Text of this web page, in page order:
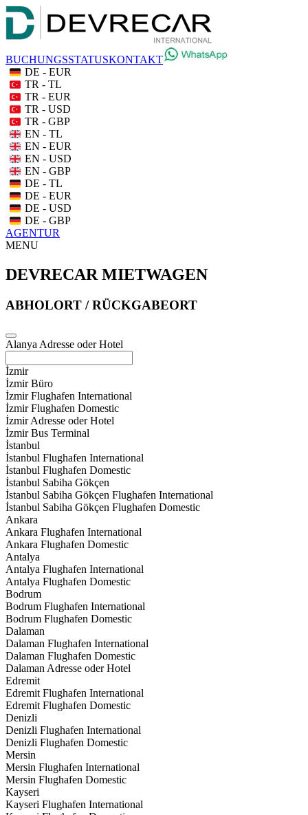
BUCHUNGSSTATUSKONTAKT
DE - EUR
TR - TL
TR - EUR
TR - USD
TR - GBP
EN - TL
EN - EUR
EN - USD
EN - GBP
DE - TL
DE - EUR
DE - USD
DE - GBP
AGENTUR
MENU
DEVRECAR MIETWAGEN
ABHOLORT / RÜCKGABEORT
Alanya Adresse oder Hotel
İzmir
İzmir Büro
İzmir Flughafen International
İzmir Flughafen Domestic
İzmir Adresse oder Hotel
İzmir Bus Terminal
İstanbul
İstanbul Flughafen International
İstanbul Flughafen Domestic
İstanbul Sabiha Gökçen
İstanbul Sabiha Gökçen Flughafen International
İstanbul Sabiha Gökçen Flughafen Domestic
Ankara
Ankara Flughafen International
Ankara Flughafen Domestic
Antalya
Antalya Flughafen International
Antalya Flughafen Domestic
Bodrum
Bodrum Flughafen International
Bodrum Flughafen Domestic
Dalaman
Dalaman Flughafen International
Dalaman Flughafen Domestic
Dalaman Adresse oder Hotel
Edremit
Edremit Flughafen International
Edremit Flughafen Domestic
Denizli
Denizli Flughafen International
Denizli Flughafen Domestic
Mersin
Mersin Flughafen International
Mersin Flughafen Domestic
Kayseri
Kayseri Flughafen International